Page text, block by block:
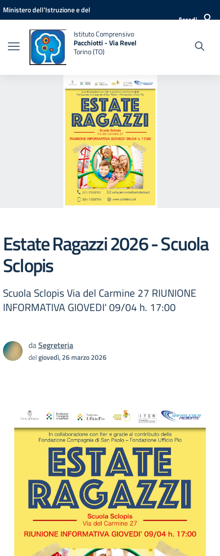
Vai ai contenuti
Vai al menu di navigazione
Vai al footer
Ministero dell'Istruzione e del
Accedi
Istituto Comprensivo
Pacchiotti - Via Revel
Torino (TO)
Estate Ragazzi 2026 - Scuola
Sclopis
Scuola Sclopis Via del Carmine 27 RIUNIONE
INFORMATIVA GIOVEDI' 09/04 h. 17:00
daSegreteria
delgiovedì, 26 marzo 2026